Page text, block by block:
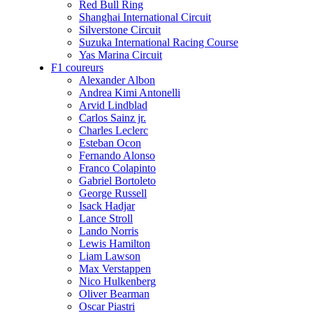
Red Bull Ring
Shanghai International Circuit
Silverstone Circuit
Suzuka International Racing Course
Yas Marina Circuit
F1 coureurs
Alexander Albon
Andrea Kimi Antonelli
Arvid Lindblad
Carlos Sainz jr.
Charles Leclerc
Esteban Ocon
Fernando Alonso
Franco Colapinto
Gabriel Bortoleto
George Russell
Isack Hadjar
Lance Stroll
Lando Norris
Lewis Hamilton
Liam Lawson
Max Verstappen
Nico Hulkenberg
Oliver Bearman
Oscar Piastri